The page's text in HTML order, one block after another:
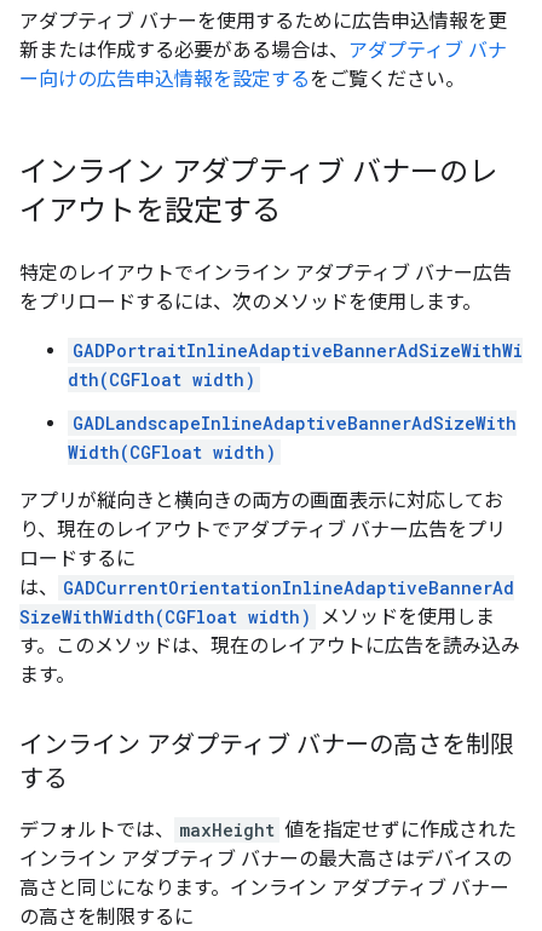
アダプティブ バナーを使用するために広告申込情報を更
新または作成する必要がある場合は、 アダプティブ バナ
ー向けの広告申込情報を設定するをご覧ください。
インライン アダプティブ バナーのレ
イアウトを設定する
特定のレイアウトでインライン アダプティブ バナー広告
をプリロードするには、次のメソッドを使用します。
GADPortraitInlineAdaptiveBannerAdSizeWithWi
dth(CGFloat width)
GADLandscapeInlineAdaptiveBannerAdSizeWith
Width(CGFloat width)
アプリが縦向きと横向きの両方の画面表示に対応してお
り、現在のレイアウトでアダプティブ バナー広告をプリ
ロードするに
は、
GADCurrentOrientationInlineAdaptiveBannerAd
SizeWithWidth(CGFloat width)
メソッドを使用しま
す。このメソッドは、現在のレイアウトに広告を読み込み
ます。
インライン アダプティブ バナーの高さを制限
する
デフォルトでは、 maxHeight 値を指定せずに作成された
インライン アダプティブ バナーの最大高さはデバイスの
高さと同じになります。インライン アダプティブ バナー
の高さを制限するに